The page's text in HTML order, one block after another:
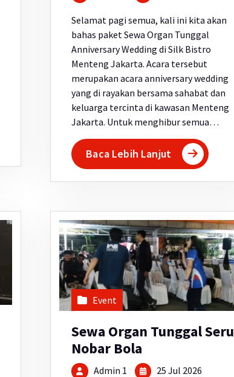
Selamat pagi semua, kali ini kita akan
bahas paket Sewa Organ Tunggal
Anniversary Wedding di Silk Bistro
Menteng Jakarta. Acara tersebut
merupakan acara anniversary wedding
yang di rayakan bersama sahabat dan
keluarga tercinta di kawasan Menteng
Jakarta. Untuk menghibur semua…
Baca Lebih Lanjut
Event
Sewa Organ Tunggal Seru
Nobar Bola
Admin 1 25 Jul 2026